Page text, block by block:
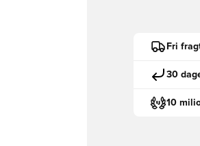
Fri
30
10